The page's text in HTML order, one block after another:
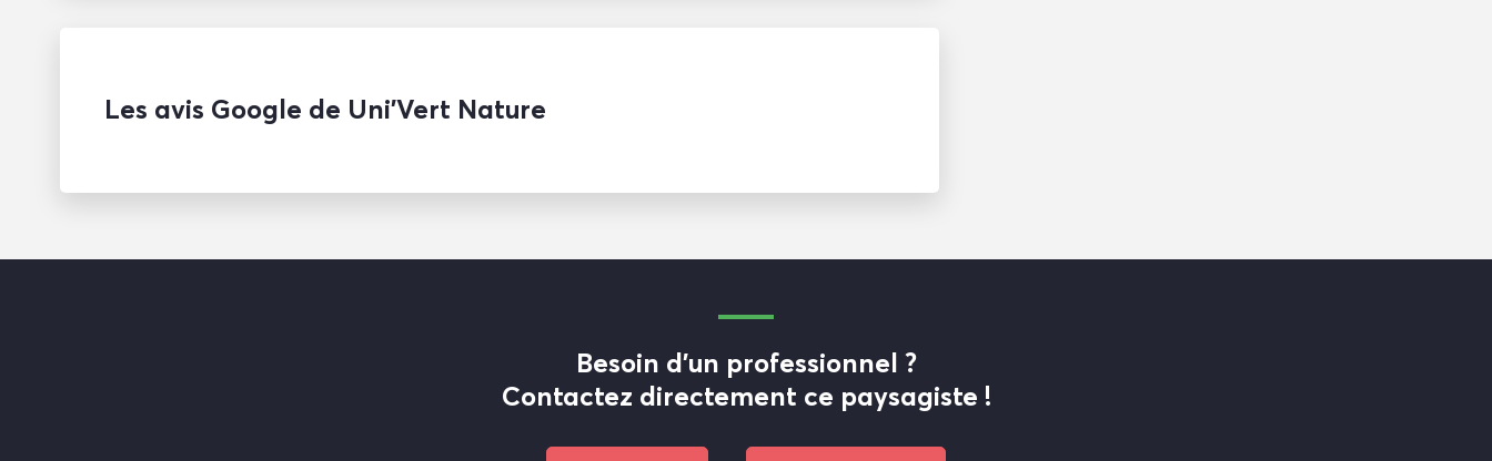
Les avis Google de Uni’Vert Nature
Besoin d'un professionnel ?
Contactez directement ce paysagiste !